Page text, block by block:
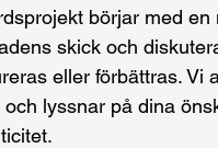
börjar med
skick och
eller förbättras. Vi
lyssnar på dina